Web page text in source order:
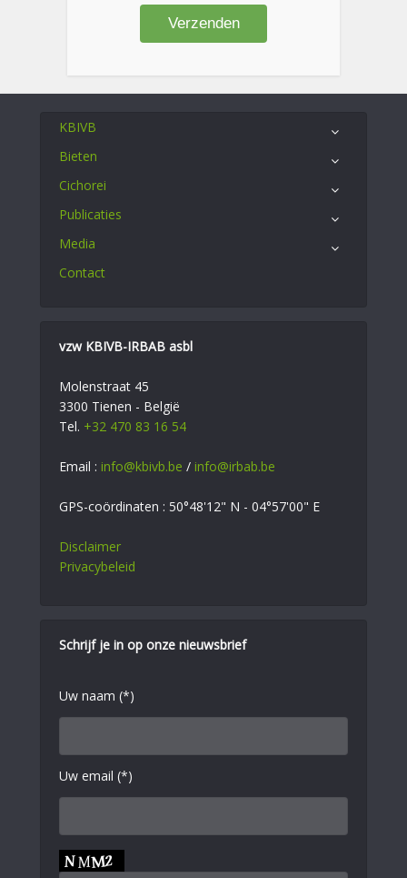
KBIVB
Bieten
Cichorei
Publicaties
Media
Contact
vzw KBIVB-IRBAB asbl
Molenstraat 45
3300 Tienen - België
Tel. +32 470 83 16 54
Email : info@kbivb.be / info@irbab.be
GPS-coördinaten : 50°48'12" N - 04°57'00" E
Disclaimer
Privacybeleid
Schrijf je in op onze nieuwsbrief
Uw naam (*)
Uw email (*)